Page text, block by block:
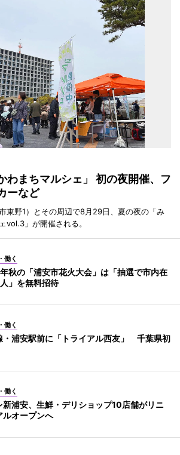
わまちマルシェ」 初の夜開催、フ
ーなど
東野1）とその周辺で8月29日、夏の夜の「み
vol.3」が開催される。
働く
秋の「浦安市花火大会」は「抽選で市内在
」を無料招待
働く
・浦安駅前に「トライアル西友」 千葉県初
働く
新浦安、生鮮・デリショップ10店舗がリニ
ルオープンへ